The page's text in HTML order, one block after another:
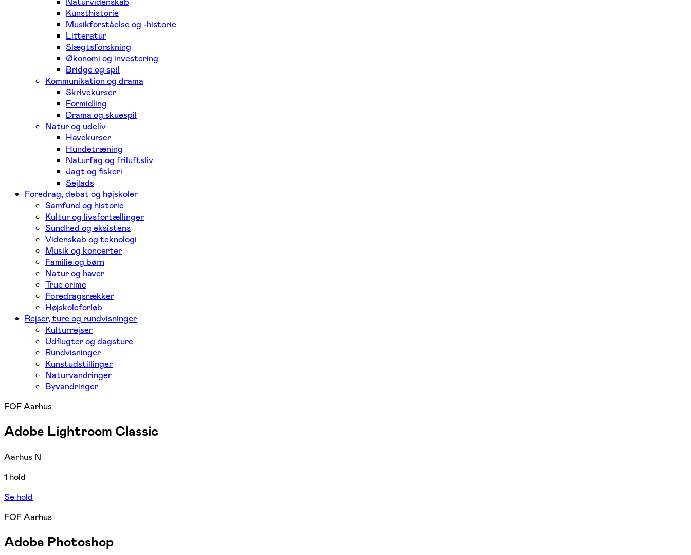
Kunsthistorie
Musikforståelse og -historie
Litteratur
Slægtsforskning
Økonomi og investering
Bridge og spil
Kommunikation og drama
Skrivekurser
Formidling
Drama og skuespil
Natur og udeliv
Havekurser
Hundetræning
Naturfag og friluftsliv
Jagt og fiskeri
Sejlads
Foredrag, debat og højskoler
Samfund og historie
Kultur og livsfortællinger
Sundhed og eksistens
Videnskab og teknologi
Musik og koncerter
Familie og børn
Natur og haver
True crime
Foredragsrækker
Højskoleforløb
Rejser, ture og rundvisninger
Kulturrejser
Udflugter og dagsture
Rundvisninger
Kunstudstillinger
Naturvandringer
Byvandringer
FOF Aarhus
Adobe Lightroom Classic
Aarhus N
1 hold
Se hold
FOF Aarhus
Adobe Photoshop